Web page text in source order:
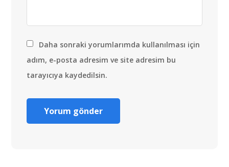
Daha sonraki yorumlarımda kullanılması için
adım, e-posta adresim ve site adresim bu
tarayıcıya kaydedilsin.